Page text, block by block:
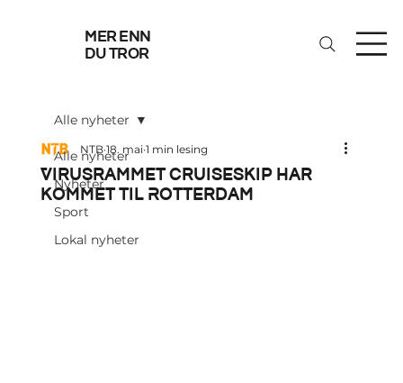
mer enn
du tror
Alle nyheter
Nyheter
Sport
Lokal nyheter
Alle nyheter
Virusrammet cruiseskip har
kommet til Rotterdam
NTB 18. mai 1 min lesing